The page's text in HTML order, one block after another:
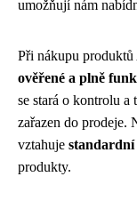
umožňují nám
Při nákupu
ověřené a plně
se stará o kontrolu a
zařazen do prodeje.
vztahuje standardní
produkty.